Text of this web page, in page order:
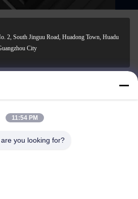
2, South Jinguu Road, Huadong Town, Huadu
City
11:54 PM
you looking for?